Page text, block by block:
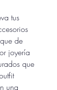
tus
de
joyería
que
una